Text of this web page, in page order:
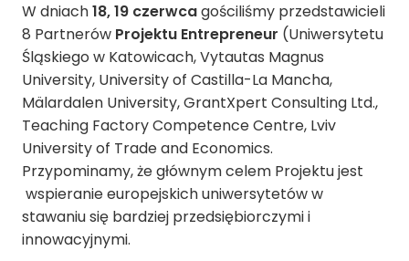
W dniach18, 19 czerwcagościliśmy przedstawicieli
8 Partnerów Projektu Entrepreneur (Uniwersytetu
Śląskiego w Katowicach,Vytautas Magnus
University, University of Castilla-La Mancha,
Mälardalen University,GrantXpert Consulting Ltd.,
Teaching Factory Competence Centre, Lviv
University of Trade and Economics.
Przypominamy, że głównym celem Projektu jest
wspieranie europejskich uniwersytetów w
stawaniu się bardziej przedsiębiorczymi i
innowacyjnymi.